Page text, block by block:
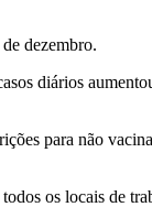
dezembro.
diários
para não
os locais de